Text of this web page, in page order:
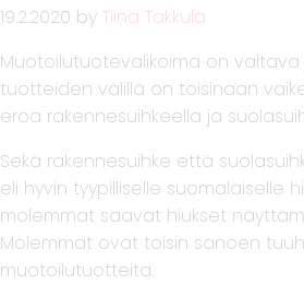
19.2.2020 by Tiina Takkula
Muotoilutuotevalikoima on
tuotteiden välillä on toisinaan
eroa rakennesuihkeella ja
Sekä rakennesuihke että
eli hyvin tyypilliselle suomalaiselle
molemmat saavat hiukset
Molemmat ovat toisin sanoen
muotoilutuotteita.